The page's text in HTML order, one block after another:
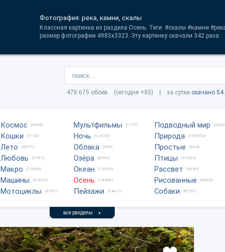
Фотография: река, камни, скалы
Классная картинка из раздела Осень. Теги: #скалы #камни
размер фотографии 4985x3323. Эту картинку скачали 342 раза.
478.675 обоев (сегодня +85) | за сутки скачано
Космос (6006)
Кошки (7730)
Лето (9677)
Любовь (1791)
Макро (12626)
Машины (37847)
Мотоциклы (3701)
Мультфильмы (1177)
Ночь (12410)
Облака (945)
Озёра (6990)
Океан (13542)
Осень (14466)
Пейзажи (24611)
Подводный мир
Природа (105976)
Простые (904)
Птицы (10205)
Рассвет (4540)
Рисованные (4052)
Собаки (8759)
все разделы ▼